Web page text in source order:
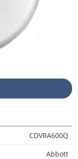
CDVRA600Q
Abbott